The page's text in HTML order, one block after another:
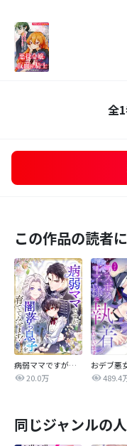
全
この作品の読者
病弱ママですが、闇落ち息子を育ててみせます！【タテヨミ】
20.0万
489.4
同じジャンルの